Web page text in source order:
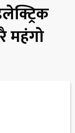
महंगो